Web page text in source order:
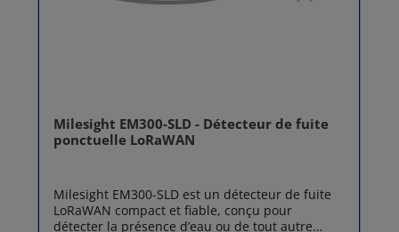
Milesight EM300-SLD - Détecteur de fuite
ponctuelle LoRaWAN
Milesight EM300-SLD est un détecteur de fuite
LoRaWAN compact et fiable, conçu pour
détecter la présence d’eau ou de tout autre